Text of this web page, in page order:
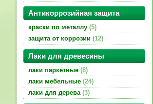
Антикоррозийная защита
краски по металлу 5
защита от коррозии 12
Лаки для древесины
лаки паркетные 8
лаки мебельные 24
лаки для дерева 3